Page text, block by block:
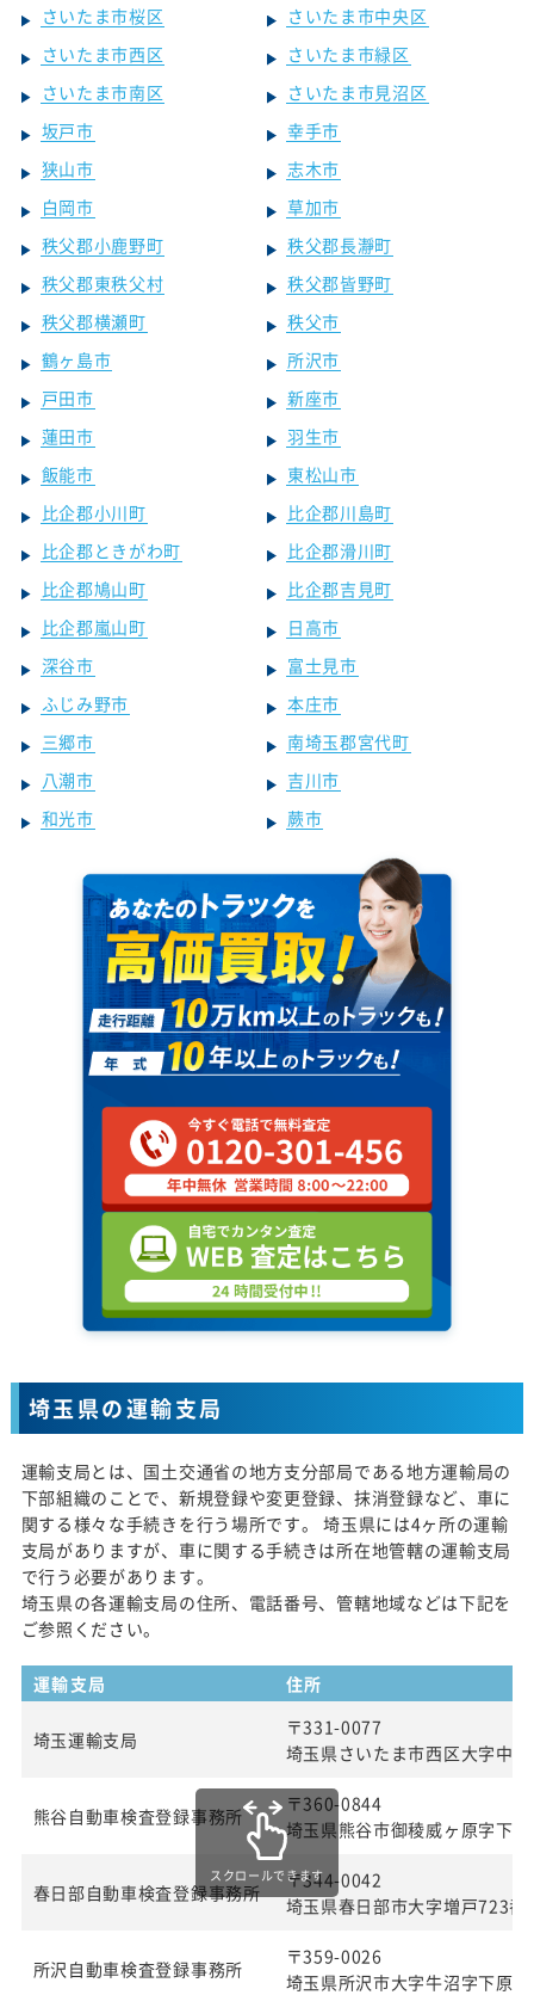
さいたま市桜区
さいたま市中央区
さいたま市西区
さいたま市緑区
さいたま市南区
さいたま市見沼区
坂戸市
幸手市
狭山市
志木市
白岡市
草加市
秩父郡小鹿野町
秩父郡長瀞町
秩父郡東秩父村
秩父郡皆野町
秩父郡横瀬町
秩父市
鶴ヶ島市
所沢市
戸田市
新座市
蓮田市
羽生市
飯能市
東松山市
比企郡小川町
比企郡川島町
比企郡ときがわ町
比企郡滑川町
比企郡鳩山町
比企郡吉見町
比企郡嵐山町
日高市
深谷市
富士見市
ふじみ野市
本庄市
三郷市
南埼玉郡宮代町
八潮市
吉川市
和光市
蕨市
埼玉県の運輸支局
運輸支局とは、国土交通省の地方支分部局である地方運輸局の
下部組織のことで、新規登録や変更登録、抹消登録など、車に
関する様々な手続きを行う場所です。 埼玉県には4ヶ所の運輸
支局がありますが、車に関する手続きは所在地管轄の運輸支局
で行う必要があります。
埼玉県の各運輸支局の住所、電話番号、管轄地域などは下記を
ご参照ください。
運輸支局 住所
埼玉運輸支局
〒331-0077
埼玉県さいたま市西区大字中
熊谷自動車検査登録事務所
〒360-0844
埼玉県熊谷市御稜威ヶ原字下
春日部自動車検査登録事務所
〒344-0042
埼玉県春日部市大字増戸723番
所沢自動車検査登録事務所
〒359-0026
埼玉県所沢市大字牛沼字下原
スクロールできます